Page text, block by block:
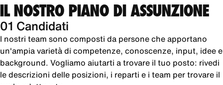
IL NOSTRO PIANO DI ASSUNZIONE
01 Candidati
I nostri team sono composti da persone che apportano
un'ampia varietà di competenze, conoscenze, input, idee e
background. Vogliamo aiutarti a trovare il tuo posto: rivedi
le descrizioni delle posizioni, i reparti e i team per trovare il